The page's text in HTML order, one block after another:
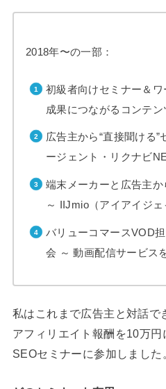
2018年〜の一部：
初級者向けセミナー＆
成果につながるコンテン
広告主から“直接聞ける
ージェント・リクナビ
端末メーカーと広告主か
～ IIJmio（アイアイジェ
バリューコマースVOD
会 ～ 動画配信サービス
私はこれまで広告主と対話で
アフィリエイト報酬を10万
SEOセミナーに参加しました